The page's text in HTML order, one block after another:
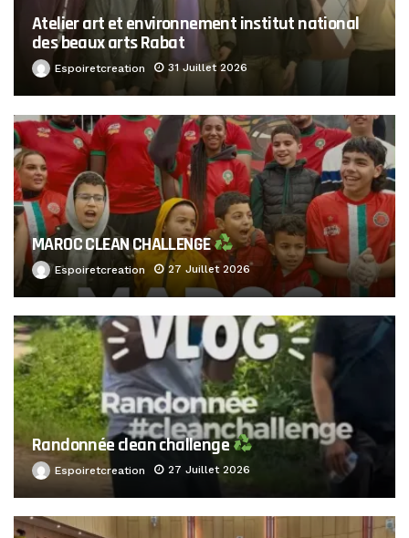
Atelier art et environnement institut national
des beaux arts Rabat
Espoiretcreation 31 Juillet 2026
MAROC CLEAN CHALLENGE
Espoiretcreation 27 Juillet 2026
Randonnée clean challenge
Espoiretcreation 27 Juillet 2026